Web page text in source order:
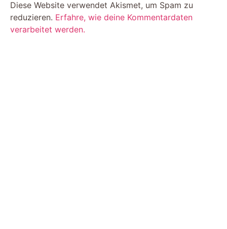
Diese Website verwendet Akismet, um Spam zu
reduzieren. Erfahre, wie deine Kommentardaten
verarbeitet werden.